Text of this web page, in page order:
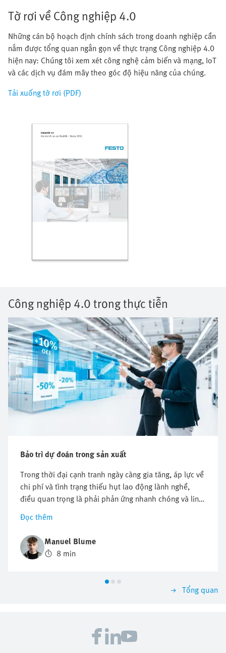
Tờ rơi về Công nghiệp 4.0
Những cán bộ hoạch định chính sách trong doanh nghiệp cần
nắm được tổng quan ngắn gọn về thực trạng Công nghiệp 4.0
hiện nay: Chúng tôi xem xét công nghệ cảm biến và mạng, IoT
và các dịch vụ đám mây theo góc độ hiệu năng của chúng.
Tải xuống tờ rơi (PDF)
Công nghiệp 4.0 trong thực tiễn
Bảo trì dự đoán trong sản xuất
Trong thời đại cạnh tranh ngày càng gia tăng, áp lực về
chi phí và tình trạng thiếu hụt lao động lành nghề,
điều quan trọng là phải phản ứng nhanh chóng và linh
một giải pháp giúp tăng hiệu quả: bảo trì dự đoán. Lấy
xi lanh làm ví dụ, hãy khám phá cách bảo trì dự đoán
có thể cải thiện các chỉ số quan trọng như hiệu quả
thiết bị tổng thể (OEE), do đó đảm bảo thành công lâu
Đọc thêm
Manuel Blume
8 min
Tổng quan